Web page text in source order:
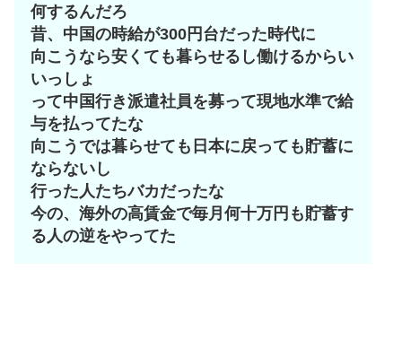
何するんだろ
昔、中国の時給が300円台だった時代に
向こうなら安くても暮らせるし働けるからい
いっしょ
って中国行き派遣社員を募って現地水準で給
与を払ってたな
向こうでは暮らせても日本に戻っても貯蓄に
ならないし
行った人たちバカだったな
今の、海外の高賃金で毎月何十万円も貯蓄す
る人の逆をやってた